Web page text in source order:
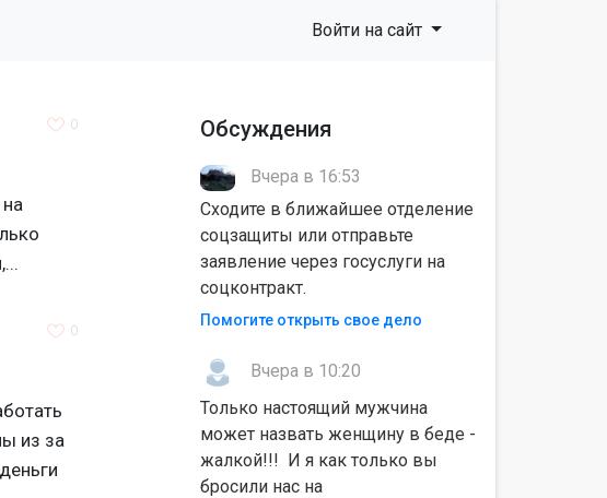
Войти на сайт
0
0
из за
Обсуждения
Вчера в 16:53
Сходите в ближайшее отделение
соцзащиты или отправьте
заявление через госуслуги на
соцконтракт.
Помогите открыть свое дело
Вчера в 10:20
Только настоящий мужчина
может назвать женщину в беде -
жалкой!!! И я как только вы
бросили нас на